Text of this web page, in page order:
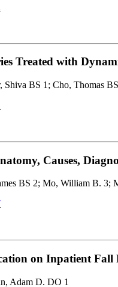
Treated with
BS 1; Cho, Thomas
Causes,
BS 2; Mo, William B.
on Inpatient Fall
Adam D. DO 1